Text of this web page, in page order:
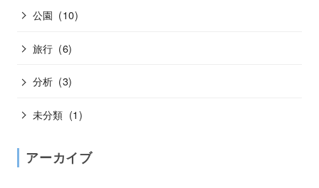
公園 (10)
旅行 (6)
分析 (3)
未分類 (1)
アーカイブ